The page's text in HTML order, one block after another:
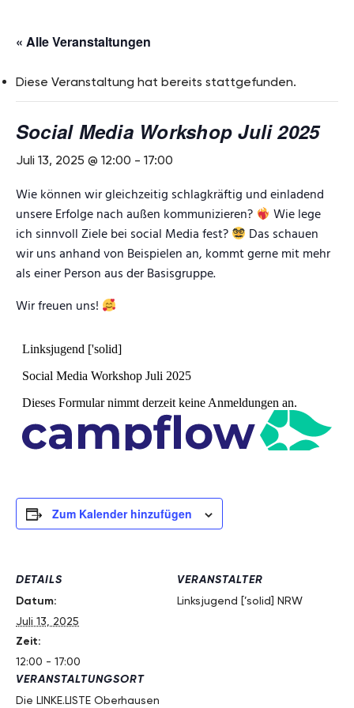
« Alle Veranstaltungen
Diese Veranstaltung hat bereits stattgefunden.
Social Media Workshop Juli 2025
Juli 13, 2025 @ 12:00 - 17:00
Wie können wir gleichzeitig schlagkräftig und einladend
unsere Erfolge nach außen kommunizieren?
Wie lege
ich sinnvoll Ziele bei social Media fest?
Das schauen
wir uns anhand von Beispielen an, kommt gerne mit mehr
als einer Person aus der Basisgruppe.
Wir freuen uns!
Zum Kalender hinzufügen
DETAILS
Datum:
Juli 13, 2025
Zeit:
12:00 - 17:00
VERANSTALTUNGSORT
Die LINKE.LISTE Oberhausen
VERANSTALTER
Linksjugend [’solid] NRW